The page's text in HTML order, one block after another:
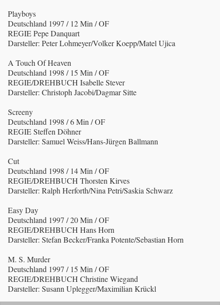
Playboys
Deutschland 1997 / 12 Min / OF
REGIE Pepe Danquart
Darsteller: Peter Lohmeyer/Volker Koepp/Matel Ujica
A Touch Of Heaven
Deutschland 1998 / 15 Min / OF
REGIE/DREHBUCH Isabelle Stever
Darsteller: Christoph Jacobi/Dagmar Sitte
Screeny
Deutschland 1998 / 6 Min / OF
REGIE Steffen Döhner
Darsteller: Samuel Weiss/Hans-Jürgen Ballmann
Cut
Deutschland 1998 / 14 Min / OF
REGIE/DREHBUCH Thorsten Kirves
Darsteller: Ralph Herforth/Nina Petri/Saskia Schwarz
Easy Day
Deutschland 1997 / 20 Min / OF
REGIE/DREHBUCH Hans Horn
Darsteller: Stefan Becker/Franka Potente/Sebastian Horn
M. S. Murder
Deutschland 1997 / 15 Min / OF
REGIE/DREHBUCH Christine Wiegand
Darsteller: Susann Uplegger/Maximilian Krückl